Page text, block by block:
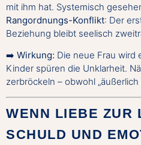
mit ihm hat. Systemisch
Rangordnungs-Konflikt: Der
Beziehung bleibt seelisch
➡️ Wirkung: Die neue Frau wird
Kinder spüren die Unklarheit.
zerbröckeln – obwohl
WENN LIEBE ZUR
SCHULD UND